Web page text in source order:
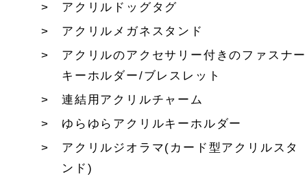
アクリルドッグタグ
アクリルメガネスタンド
アクリルのアクセサリー付きのファスナー
キーホルダー/ブレスレット
連結用アクリルチャーム
ゆらゆらアクリルキーホルダー
アクリルジオラマ(カード型アクリルスタ
ンド)